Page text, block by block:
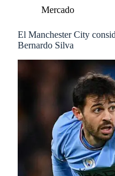
Mercado
El Manchester City
Bernardo Silva